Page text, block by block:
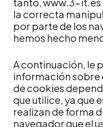
la correcta
por parte de los
hemos hecho
A continuación, le
información sobre
de cookies
que utilice, ya que
realizan de forma
navegador que el